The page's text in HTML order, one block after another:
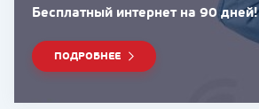
Бесплатный интернет на 90 дней!
ПОДРОБНЕЕ